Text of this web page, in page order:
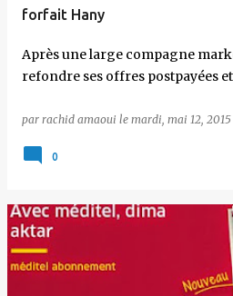
forfait Hany
Après une large compagne
refondre ses offres postpayées
par rachid amaoui le mardi, mai 12, 2015
0